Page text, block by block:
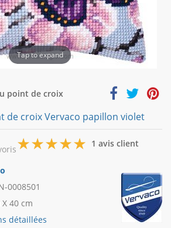
Tap to expand
point de croix
de croix Vervaco papillon violet
5
1 avis client
0008501
40 cm
détaillées